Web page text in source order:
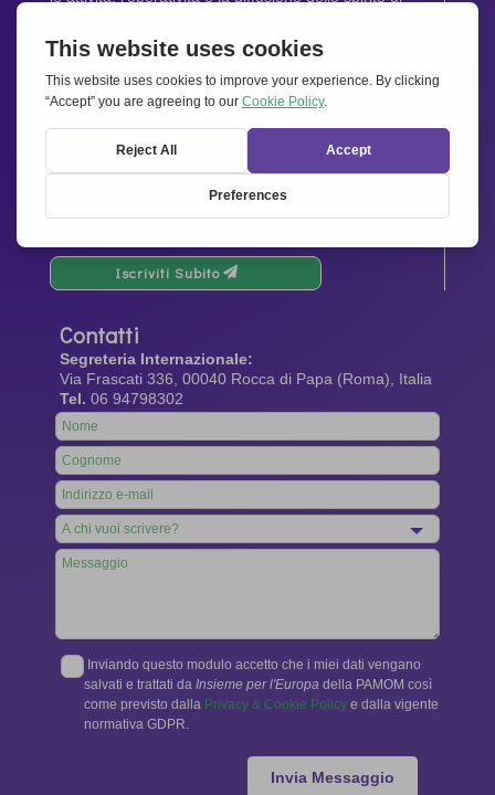
Dona Ora
Newsletter
Rimani aggiornato di tutte le ultime notizie dalla
Iscriviti Subito
Contatti
Segreteria Internazionale:
Via Frascati 336, 00040 Rocca di Papa (Roma), Italia
Tel. 06 94798302
Leave
this
field
blank
Inviando questo modulo accetto che i miei dati vengano
salvati e trattati da Insieme per l'Europa della PAMOM così
come previsto dalla Privacy & Cookie Policy e dalla vigente
normativa GDPR.
Invia Messaggio